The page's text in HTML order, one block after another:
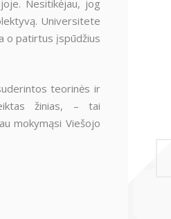
Nesitikėjau, jog
Universitete
o patirtus įspūdžius
teorinės ir
žinias, – tai
mokymąsi Viešojo